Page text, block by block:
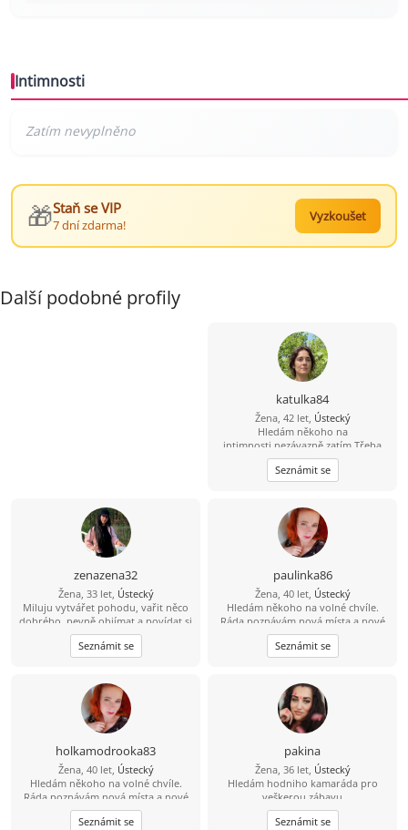
Intimnosti
🎁Staň se VIP
7 dní zdarma!
Vyzkoušet
Další podobné profily
katulka84
Žena, 42 let, Ústecký
Hledám někoho na
intimnosti,nezávazně zatím.Třeba
časem i něco víc.Fotku pošlu
soukromě. Ráda poznávám nová
místa a nové lidi.
Seznámit se
zenazena32
Žena, 33 let, Ústecký
Miluju vytvářet pohodu, vařit něco
dobrého, pevně objímat a povídat si
o všem možném až do rána. Sním o
tom, že se setkám s mužem, se
kterým bude klidně, upřímně a
protože já nemohu napsat sama,
protože nemám VIP. tmavabrunetka
seznam.cz
Seznámit se
paulinka86
Žena, 40 let, Ústecký
Hledám někoho na volné chvíle.
Ráda poznávám nová místa a nové
lidi.
Seznámit se
holkamodrooka83
Žena, 40 let, Ústecký
Hledám někoho na volné chvíle.
Ráda poznávám nová místa a nové
lidi.
Seznámit se
pakina
Žena, 36 let, Ústecký
Hledám hodniho kamaráda pro
veškerou zábavu
Seznámit se